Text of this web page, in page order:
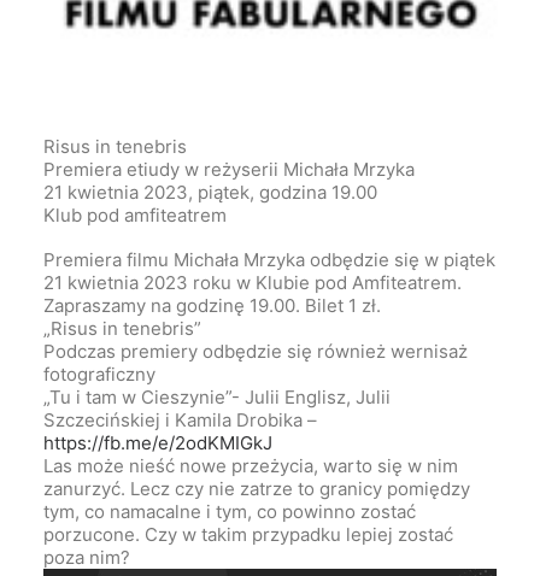
Risus in tenebris
Premiera etiudy w reżyserii Michała Mrzyka
21 kwietnia 2023, piątek, godzina 19.00
Klub pod amfiteatrem
Premiera filmu Michała Mrzyka odbędzie się w piątek
21 kwietnia 2023 roku w Klubie pod Amfiteatrem.
Zapraszamy na godzinę 19.00. Bilet 1 zł.
„Risus in tenebris”
Podczas premiery odbędzie się również wernisaż
fotograficzny
„Tu i tam w Cieszynie”- Julii Englisz, Julii
Szczecińskiej i Kamila Drobika –
https://fb.me/e/2odKMIGkJ
Las może nieść nowe przeżycia, warto się w nim
zanurzyć. Lecz czy nie zatrze to granicy pomiędzy
tym, co namacalne i tym, co powinno zostać
porzucone. Czy w takim przypadku lepiej zostać
poza nim?